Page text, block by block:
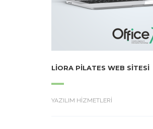
LIORA PILATES WEB SITESI
YAZILIM HİZMETLERİ